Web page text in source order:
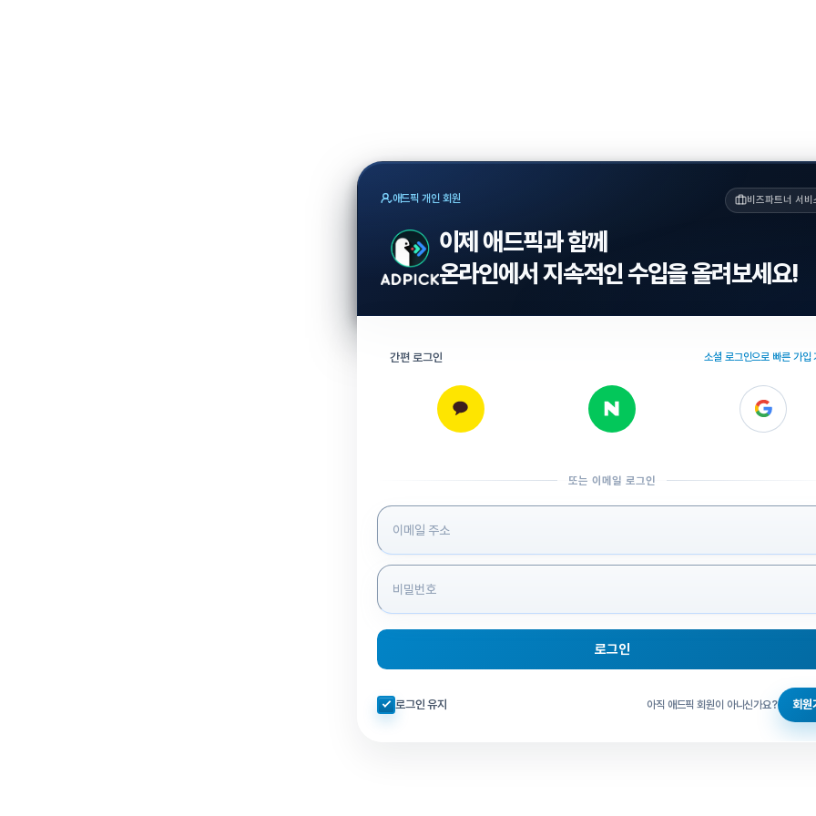
애드픽 개인 회원 비즈파트너 서비
이제 애드픽과 함께
온라인에서 지속적인 수입을 올려보세요!
간편 로그인 소셜 로그인으로 빠른 가입
또는 이메일 로그인
로그인 정보 입력
로그인
자동로그인 체크
로그인 유지 아직 애드픽 회원이 아니신가요? 회원